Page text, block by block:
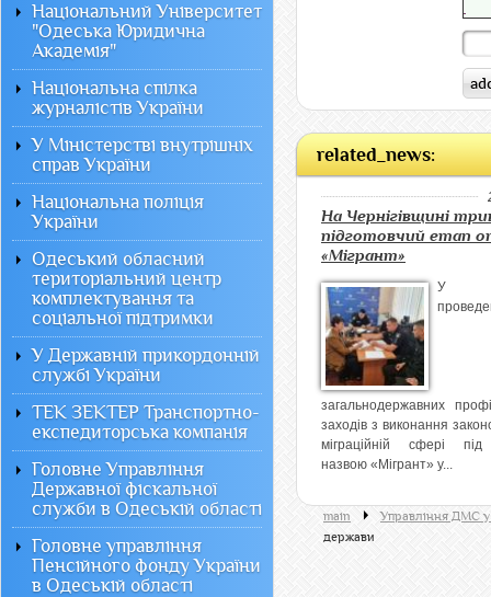
related_news:
На Чернігівщині
підготовчий етап
«Мігрант»
У
загальнодержавних
заходів з виконання
міграційній сфері
назвою «Мігрант» у...
main
Управління ДМС у
держави
Національний Університет
"Одеська Юридична
Академія"
Національна спілка
журналістів України
У Міністерстві внутрішніх
справ України
Національна поліція
України
Одеський обласний
територіальний центр
комплектування та
соціальної підтримки
У Державній прикордонній
службі України
ТЕК ЗЕКТЕР Транспортно-
експедиторська компанія
Головне Управління
Державної фіскальної
служби в Одеській області
Головне управління
Пенсійного фонду України
в Одеській області